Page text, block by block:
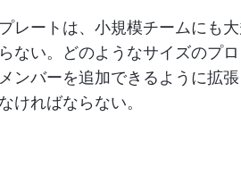
レートは、小規模チームにも
ない。どのようなサイズのプ
ンバーを追加できるように拡
ければならない。